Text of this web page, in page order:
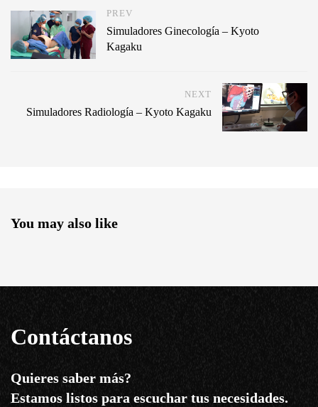
PREV
Simuladores Ginecología – Kyoto
Kagaku
NEXT
Simuladores Radiología – Kyoto Kagaku
You may also like
Contáctanos
Quieres saber más?
Estamos listos para escuchar tus necesidades.